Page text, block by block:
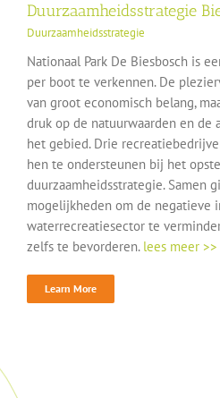
Duurzaamheidsstrategie
Duurzaamheidsstrategie
Nationaal Park De Biesbosch is
per boot te verkennen. De
van groot economisch belang,
druk op de natuurwaarden en de
het gebied. Drie
hen te ondersteunen bij het
duurzaamheidsstrategie. Samen
mogelijkheden om de negatieve
waterrecreatiesector te
zelfs te bevorderen. lees meer >>
Learn More